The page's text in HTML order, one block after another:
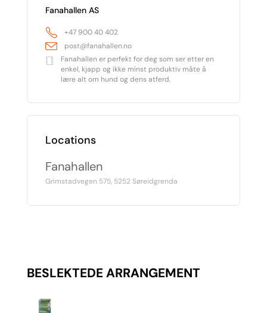
Fanahallen AS
+47 900 40 402
post@fanahallen.no
Fanahallen er perfekt for deg som ser etter en
enkel, kjapp og ikke minst produktiv måte å
lære alt om hund og dens atferd.
Locations
Fanahallen
Grimstadvegen 575, 5252 Søreidgrenda
BESLEKTEDE ARRANGEMENT